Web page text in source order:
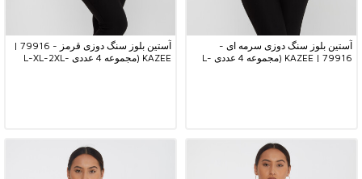
آستین بلوز سنگ دوزی سرمه ای -
79916 | KAZEE (مجموعه 4 عددی L-
آستین بلوز سنگ دوزی قرمز - 79916 |
KAZEE (مجموعه 4 عددی L-XL-2XL-